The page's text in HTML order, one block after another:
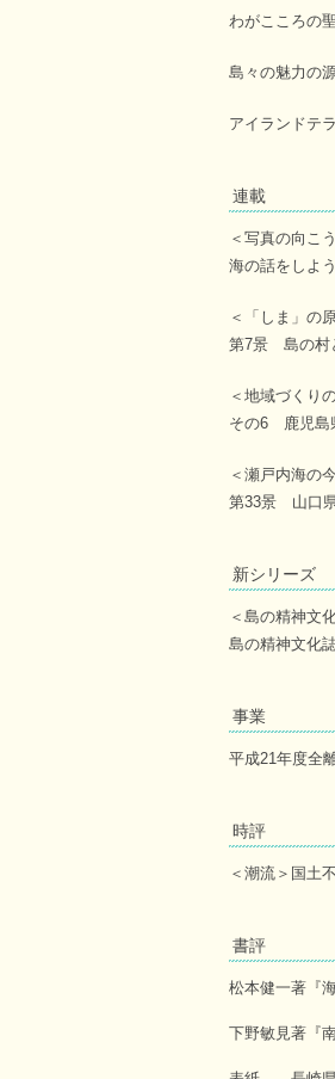
わがこころの
島々の魅力の
アイランドテ
連載
＜写真の向こ
海の話をしよう
＜「しま」の
第7景 島の村
＜地域づくり
その6 鹿児島
＜瀬戸内海の
第33景 山口
新シリーズ
＜島の精神文
島の精神文化
事業
平成21年度全
時評
＜潮流＞国土
書評
松本健一著『
下野敏見著『